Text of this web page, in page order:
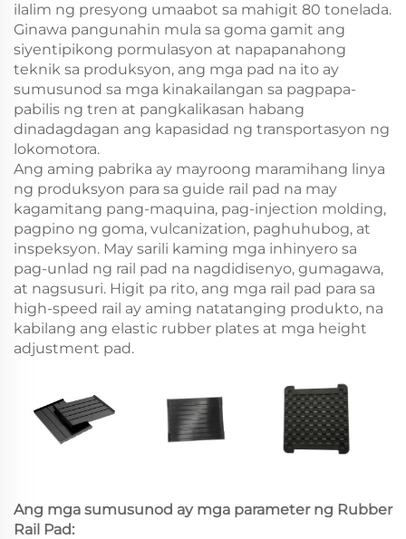
ilalim ng presyong umaabot sa mahigit 80 tonelada.
Ginawa pangunahin mula sa goma gamit ang
siyentipikong pormulasyon at napapanahong
teknik sa produksyon, ang mga pad na ito ay
sumusunod sa mga kinakailangan sa pagpapa-
pabilis ng tren at pangkalikasan habang
dinadagdagan ang kapasidad ng transportasyon ng
lokomotora.
Ang aming pabrika ay mayroong maramihang linya
ng produksyon para sa guide rail pad na may
kagamitang pang-maquina, pag-injection molding,
pagpino ng goma, vulcanization, paghuhubog, at
inspeksyon. May sarili kaming mga inhinyero sa
pag-unlad ng rail pad na nagdidisenyo, gumagawa,
at nagsusuri. Higit pa rito, ang mga rail pad para sa
high-speed rail ay aming natatanging produkto, na
kabilang ang elastic rubber plates at mga height
adjustment pad.
Ang mga sumusunod ay mga parameter ng Rubber
Rail Pad: